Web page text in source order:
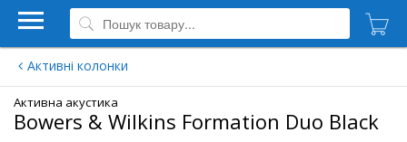
Активні колонки
Активна акустика
Bowers & Wilkins Formation Duo Black